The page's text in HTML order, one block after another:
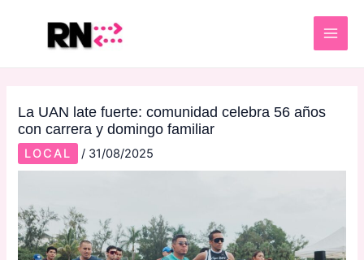
La UAN late fuerte: comunidad celebra 56 años
con carrera y domingo familiar
LOCAL / 31/08/2025
navigation